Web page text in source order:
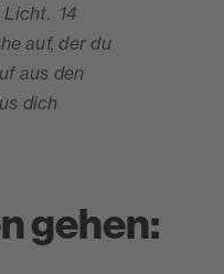
Licht. 14
auf, der du
aus den
dich
gehen: